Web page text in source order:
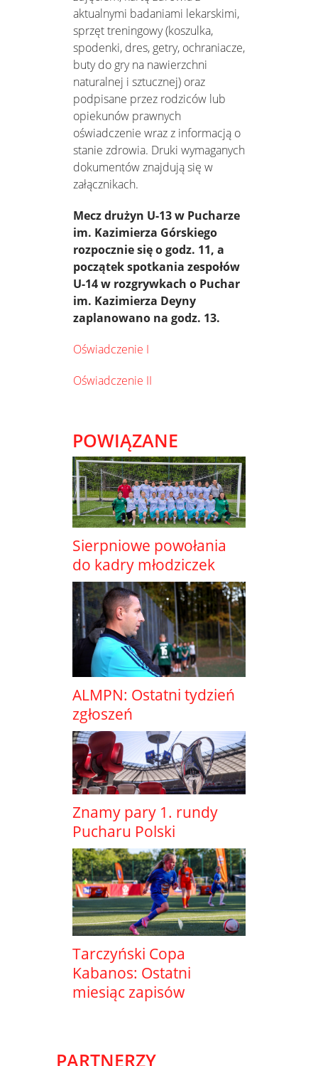
aktualnymi badaniami lekarskimi,
sprzęt treningowy (koszulka,
spodenki, dres, getry, ochraniacze,
buty do gry na nawierzchni
naturalnej i sztucznej) oraz
podpisane przez rodziców lub
opiekunów prawnych
oświadczenie wraz z informacją o
stanie zdrowia. Druki wymaganych
dokumentów znajdują się w
załącznikach.
Mecz drużyn U-13 w Pucharze
im. Kazimierza Górskiego
rozpocznie się o godz. 11, a
początek spotkania zespołów
U-14 w rozgrywkach o Puchar
im. Kazimierza Deyny
zaplanowano na godz. 13.
Oświadczenie I
Oświadczenie II
POWIĄZANE
Sierpniowe powołania
do kadry młodziczek
ALMPN: Ostatni tydzień
zgłoszeń
Znamy pary 1. rundy
Pucharu Polski
Tarczyński Copa
Kabanos: Ostatni
miesiąc zapisów
PARTNERZY